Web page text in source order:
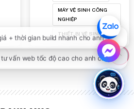
15,850,000 VND
MÁY VỆ SINH CÔNG
NGHIỆP
THIẾT BỊ VỆ SINH